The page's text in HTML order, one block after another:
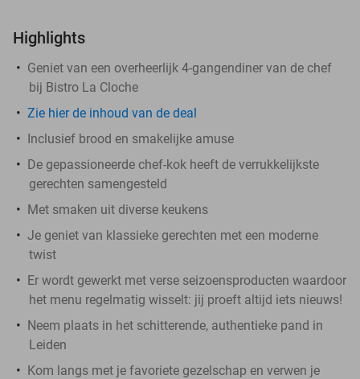
Highlights
Geniet van een overheerlijk 4-gangendiner van de chef
bij Bistro La Cloche
Zie hierde inhoud van de deal
Inclusief brood en smakelijke amuse
De gepassioneerde chef-kok heeft de verrukkelijkste
gerechten samengesteld
Met smaken uit diverse keukens
Je geniet van klassieke gerechten met een moderne
twist
Er wordt gewerkt met verse seizoensproducten waardoor
het menu regelmatig wisselt: jij proeft altijd iets nieuws!
Neem plaats in het schitterende, authentieke pand in
Leiden
Kom langs met je favoriete gezelschap en verwen je